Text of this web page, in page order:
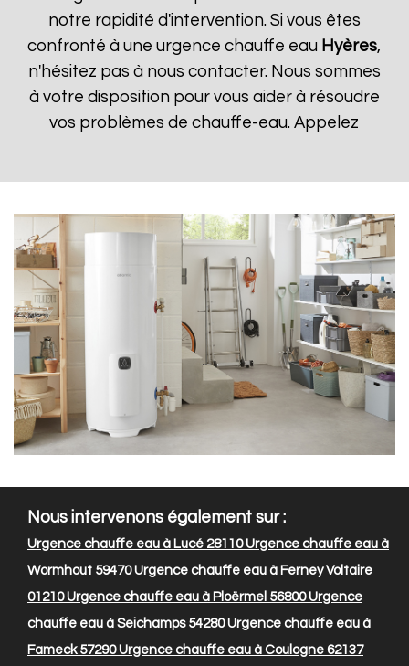
notre rapidité d'intervention. Si vous êtes
confronté à une urgence chauffe eau Hyères,
n'hésitez pas à nous contacter. Nous sommes
à votre disposition pour vous aider à résoudre
vos problèmes de chauffe-eau. Appelez
Nous intervenons également sur :
Urgence chauffe eau à Lucé 28110Urgence chauffe eau à
Wormhout 59470Urgence chauffe eau à Ferney Voltaire
01210Urgence chauffe eau à Ploërmel 56800Urgence
chauffe eau à Seichamps 54280Urgence chauffe eau à
Fameck 57290Urgence chauffe eau à Coulogne 62137